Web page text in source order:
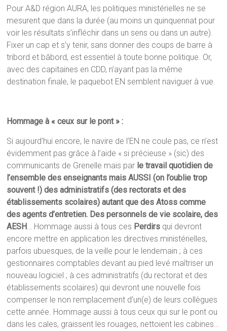
Pour A&D région AURA, les politiques ministérielles ne se
mesurent que dans la durée (au moins un quinquennat pour
voir les résultats s’infléchir dans un sens ou dans un autre).
Fixer un cap et s’y tenir, sans donner des coups de barre à
tribord et bâbord, est essentiel à toute bonne politique. Or,
avec des capitaines en CDD, n’ayant pas la même
destination finale, le paquebot EN semblent naviguer à vue.
Hommage à « ceux sur le pont » :
Si aujourd’hui encore, le navire de l’EN ne coule pas, ce n’est
évidemment pas grâce à l’aide « si précieuse » (sic) des
communicants de Grenelle mais par le travail quotidien de
l’ensemble des enseignants mais AUSSI (on l’oublie trop
souvent !) des administratifs (des rectorats et des
établissements scolaires) autant que des Atoss comme
des agents d’entretien. Des personnels de vie scolaire, des
AESH… Hommage aussi à tous ces Perdirs qui devront
encore mettre en application les directives ministérielles,
parfois ubuesques, de la veille pour le lendemain ; à ces
gestionnaires comptables devant au pied levé maîtriser un
nouveau logiciel ; à ces administratifs (du rectorat et des
établissements scolaires) qui devront une nouvelle fois
compenser le non remplacement d’un(e) de leurs collègues
cette année. Hommage aussi à tous ceux qui sur le pont ou
dans les cales, graissent les rouages, nettoient les cabines…